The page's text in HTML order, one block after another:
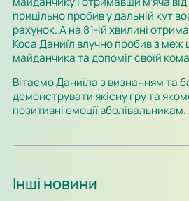
прицільно пробив у дальній кут
рахунок. А на 81-ій хвилині
Коса Даниїл влучно пробив з
майданчика та допоміг своїй
Вітаємо Даниїла з визнанням та
демонструвати якісну гру та
позитивні емоції вболівальникам.
Інші новини